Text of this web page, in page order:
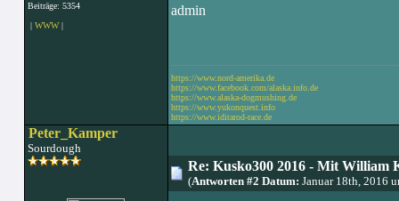
Beiträge: 5354
| WWW|
admin
https://www.nord-amerika.de
https://www.facebook.com/alaska.info.de
https://www.alaska-dogmushing.de
https://www.yukonquest.info
https://www.iditarod-race.de
Peter_Kamper
Sourdough
Re: Kusko300 2016 - Mit William
(Antworten #2 Datum: Januar 18th, 2016